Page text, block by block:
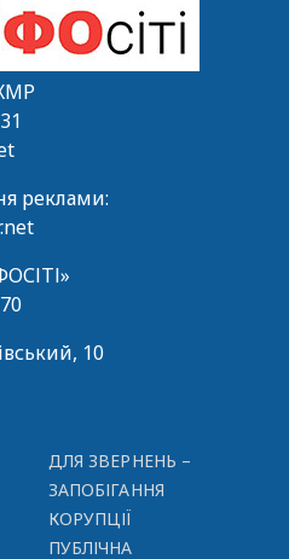
реклами:
10
ДЛЯ ЗВЕРНЕНЬ –
ЗАПОБІГАННЯ
КОРУПЦІЇ
ПУБЛІЧНА